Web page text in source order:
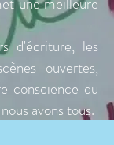
d'écriture, les
ouvertes,
conscience du
avons tous.